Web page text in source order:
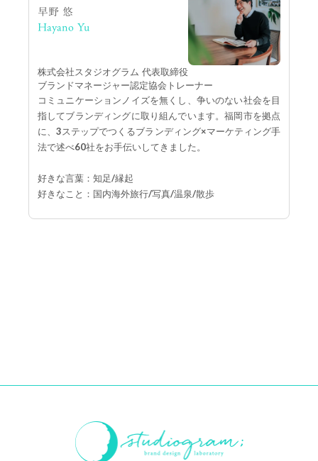
早野 悠
Hayano Yu
株式会社スタジオグラム 代表取締役
ブランドマネージャー認定協会トレーナー
コミュニケーションノイズを無くし、争いのない社会を目
指してブランディングに取り組んでいます。福岡市を拠点
に、3ステップでつくるブランディング×マーケティング手
法で述べ60社をお手伝いしてきました。
好きな言葉：知足/縁起
好きなこと：国内海外旅行/写真/温泉/散歩